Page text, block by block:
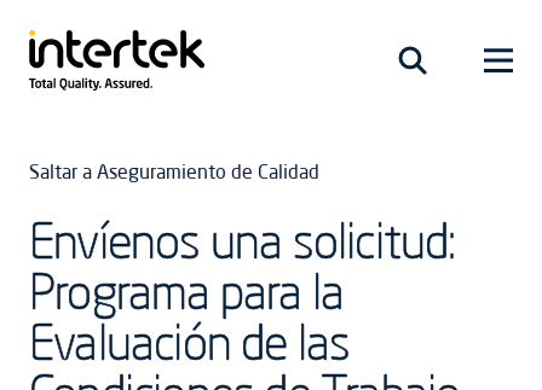
Saltar a Aseguramiento de Calidad
Envíenos una solicitud:
Programa para la
Evaluación de las